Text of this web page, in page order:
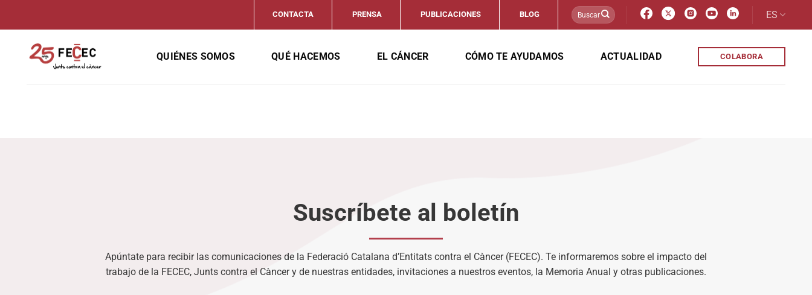
CONTACTA PRENSA PUBLICACIONES BLOG ES
QUIÉNES SOMOS QUÉ HACEMOS EL CÁNCER CÓMO TE AYUDAMOS ACTUALIDAD COLABORA
Suscríbete al boletín
Apúntate para recibir las comunicaciones de la Federació Catalana d’Entitats contra el Càncer (FECEC). Te informaremos sobre el impacto del
trabajo de la FECEC, Junts contra el Càncer y de nuestras entidades, invitaciones a nuestros eventos, la Memoria Anual y otras publicaciones.